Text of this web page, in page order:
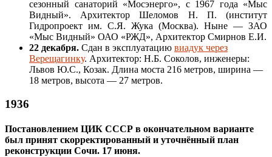
сезонный санаторий «Мосэнерго», с 1967 года «Мыс
Видный». Архитектор Шеломов Н. П. (институт
Гидропроект им. С.Я. Жука (Москва). Ныне — ЗАО
«Мыс Видный» ОАО «РЖД», Архитектор Смирнов Е.И.
22 декабря. Сдан в эксплуатацию виадук через
Верещагинку. Архитектор: Н.Б. Соколов, инженеры:
Львов Ю.С., Козак. Длина моста 216 метров, ширина —
18 метров, высота — 27 метров.
1936
Постановлением ЦИК СССР в окончательном варианте
был принят скорректированный и уточнённый план
реконструкции Сочи. 17 июня.